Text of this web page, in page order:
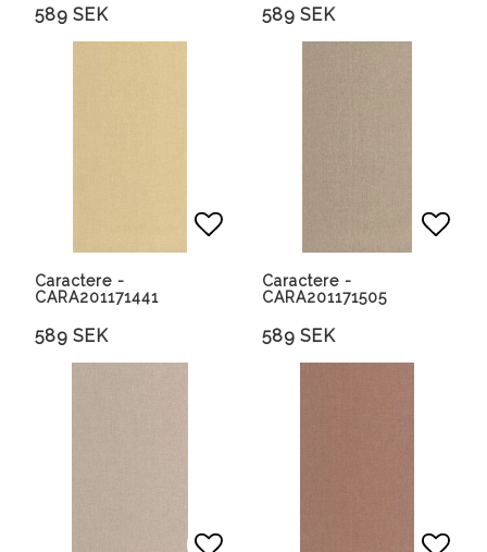
589 SEK 589 SEK
Lägg till i favoritlistan
Caractere -
CARA201171441
589 SEK
Caractere -
CARA201171505
589 SEK